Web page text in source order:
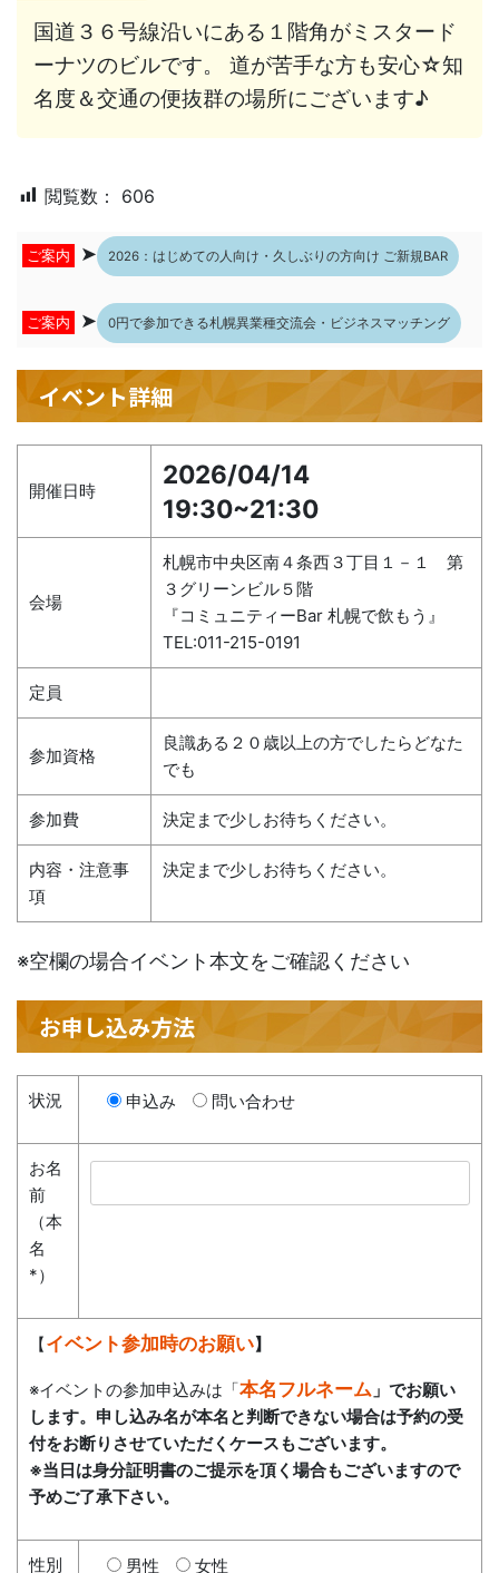
国道３６号線沿いにある１階角がミスタード
ーナツのビルです。 道が苦手な方も安心☆知
名度＆交通の便抜群の場所にございます♪
閲覧数： 606
ご案内 ➤ 2026：はじめての人向け・久しぶりの方向け ご新規BAR
ご案内 ➤ 0円で参加できる札幌異業種交流会・ビジネスマッチング
イベント詳細
開催日時
2026/04/14
19:30~21:30
会場
札幌市中央区南４条西３丁目１－１ 第
３グリーンビル５階
『コミュニティーBar 札幌で飲もう』
TEL:011-215-0191
定員
参加資格
良識ある２０歳以上の方でしたらどなた
でも
参加費 決定まで少しお待ちください。
内容・注意事
項
決定まで少しお待ちください。
※空欄の場合イベント本文をご確認ください
お申し込み方法
状況 申込み 問い合わせ
お名
前
（本
名
*）
【イベント参加時のお願い】
※イベントの参加申込みは「本名フルネーム 」でお願い
します。申し込み名が本名と判断できない場合は予約の受
付をお断りさせていただくケースもございます。
※当日は身分証明書のご提示を頂く場合もございますので
予めご了承下さい。
性別 男性 女性